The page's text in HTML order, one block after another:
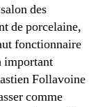
des
de porcelaine,
fonctionnaire
important
Follavoine
comme